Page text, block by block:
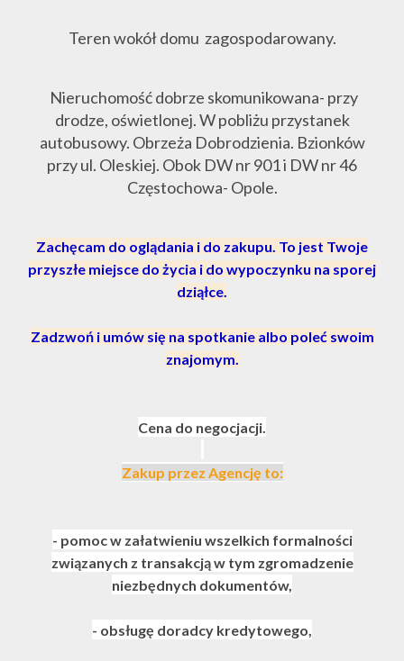
Teren wokół domu zagospodarowany.
Nieruchomość dobrze skomunikowana- przy
drodze, oświetlonej. W pobliżu przystanek
autobusowy. Obrzeża Dobrodzienia. Bzionków
przy ul. Oleskiej. Obok DW nr 901 i DW nr 46
Częstochowa- Opole.
Zachęcam do oglądania i do zakupu. To jest Twoje
przyszłe miejsce do życia i do wypoczynku na sporej
dziąłce.
Zadzwoń i umów się na spotkanie albo poleć swoim
znajomym.
Cena do negocjacji.
Zakup przez Agencję to:
- pomoc w załatwieniu wszelkich formalności
związanych z transakcją w tym zgromadzenie
niezbędnych dokumentów,
- obsługę doradcy kredytowego,